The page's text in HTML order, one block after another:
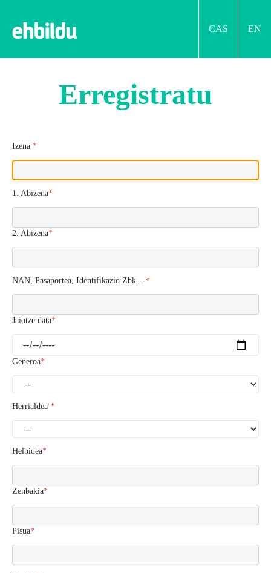
CAS EN
Erregistratu
Izena *
1. Abizena*
2. Abizena*
NAN, Pasaportea, Identifikazio Zbk... *
Jaiotze data*
Generoa*
Herrialdea *
Helbidea*
Zenbakia*
Pisua*